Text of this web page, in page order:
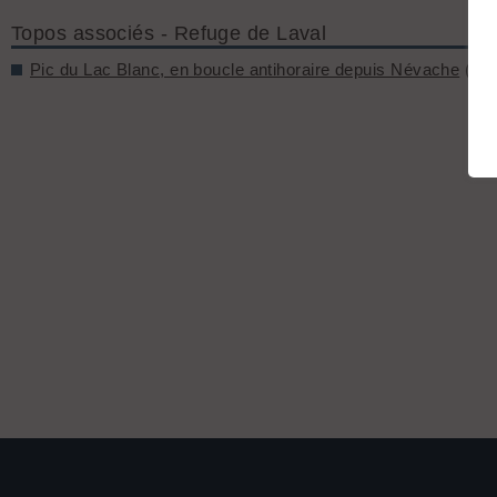
Topos associés - Refuge de Laval
Pic du Lac Blanc, en boucle antihoraire depuis Névache